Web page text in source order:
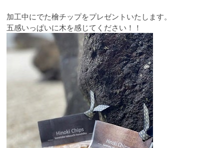
加工中にでた檜チップをプレゼントいたします。
五感いっぱいに木を感じてください！！